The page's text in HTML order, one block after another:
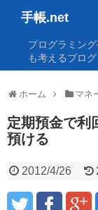
手帳.net
プログラミン
も考えるブログ
ホーム マネ
定期預金で利
預ける
2012/4/26